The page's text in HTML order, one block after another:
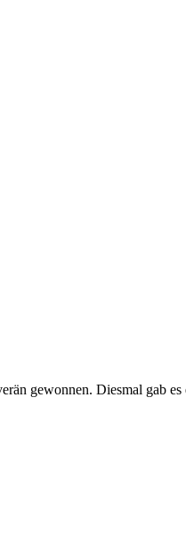
gewonnen. Diesmal gab